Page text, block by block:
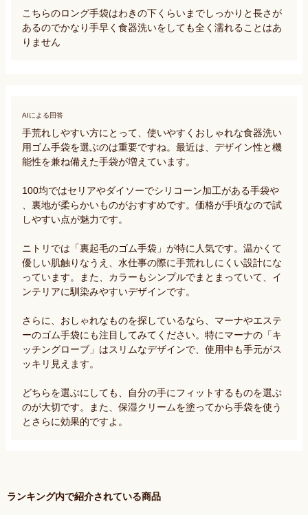
こちらのロング手袋はわきの下くらいまでしっかりと長さが
あるのでかなり手早く食器洗いをしても全く濡れることはあ
りません
AIによる回答
手荒れしやすい方にとって、使いやすくおしゃれな食器洗い
用ゴム手袋を選ぶのは重要ですね。最近は、デザイン性と機
能性を兼ね備えた手袋が増えています。
100均ではセリアやダイソーでシリコーン加工がある手袋や
、裏地が柔らかいものがおすすめです。価格が手頃なので試
しやすい点が魅力です。
ニトリでは「裏起毛のゴム手袋」が特に人気です。温かくて
優しい肌触りなうえ、水仕事の際に手荒れしにくい設計にな
っています。また、カラーもシンプルでまとまっていて、イ
ンテリアに馴染みやすいデザインです。
さらに、おしゃれなものを探しているなら、マーナやエステ
ーのゴム手袋にも注目してみてください。特にマーナの「キ
ッチングローブ」はスリムなデザインで、使用中も手元がス
ッキリ見えます。
どちらを選ぶにしても、自分の手にフィットするものを選ぶ
のが大切です。また、保湿クリームを塗ってから手袋を使う
とさらに効果的ですよ。
ランキング内で紹介されている商品